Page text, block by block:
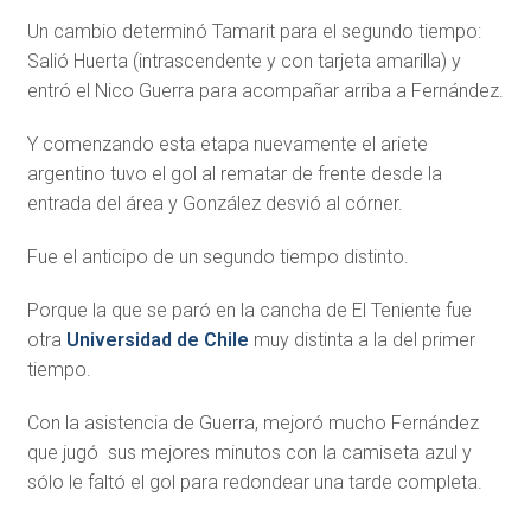
Un cambio determinó Tamarit para el segundo tiempo:
Salió Huerta (intrascendente y con tarjeta amarilla) y
entró el Nico Guerra para acompañar arriba a Fernández.
Y comenzando esta etapa nuevamente el ariete
argentino tuvo el gol al rematar de frente desde la
entrada del área y González desvió al córner.
Fue el anticipo de un segundo tiempo distinto.
Porque la que se paró en la cancha de El Teniente fue
otra Universidad de Chile muy distinta a la del primer
tiempo.
Con la asistencia de Guerra, mejoró mucho Fernández
que jugó sus mejores minutos con la camiseta azul y
sólo le faltó el gol para redondear una tarde completa.